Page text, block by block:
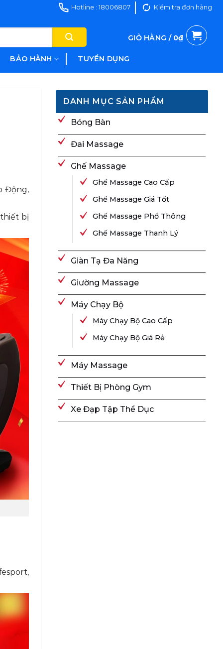
Hotline : 18006807 Kiểm tra đơn hàng
BẢO HÀNH TUYỂN DỤNG
GIỎ HÀNG / 0₫
Động,
bị
DANH MỤC SẢN PHẨM
Bóng Bàn
Đai Massage
Ghế Massage
Ghế Massage Cao Cấp
Ghế Massage Giá Tốt
Ghế Massage Phổ Thông
Ghế Massage Thanh Lý
Giàn Tạ Đa Năng
Giường Massage
Máy Chạy Bộ
Máy Chạy Bộ Cao Cấp
Máy Chạy Bộ Giá Rẻ
Máy Massage
Thiết Bị Phòng Gym
Xe Đạp Tập Thể Dục